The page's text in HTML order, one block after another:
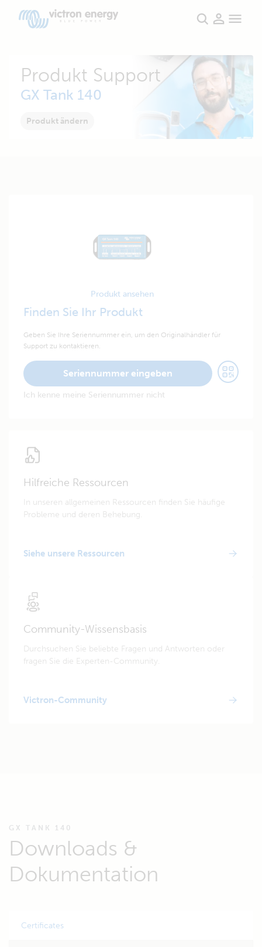
Produkt Support
GX Tank 140
Produkt ändern
Produkt ansehen
Finden Sie Ihr Produkt
Geben Sie Ihre Seriennummer ein, um den Originalhändler für
Support zu kontaktieren.
Seriennummer eingeben
Ich kenne meine Seriennummer nicht
Hilfreiche Ressourcen
In unseren allgemeinen Ressourcen finden Sie häufige
Probleme und deren Behebung.
Siehe unsere Ressourcen
Community-Wissensbasis
Durchsuchen Sie beliebte Fragen und Antworten oder
fragen Sie die Experten-Community.
Victron-Community
GX TANK 140
Downloads &
Dokumentation
Certificates